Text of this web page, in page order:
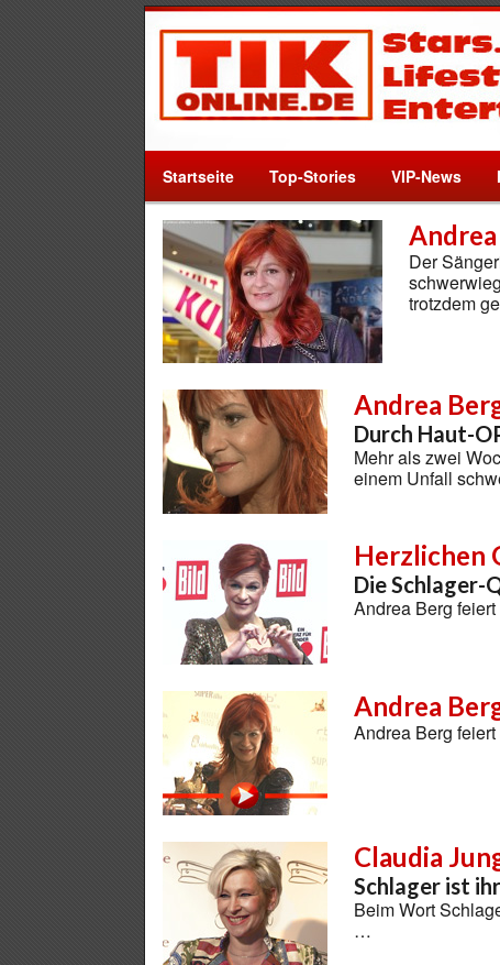
Startseite Top-Stories VIP-News
Der
trotzdem
Andrea
Durch Haut-
Mehr als zwei
einem Unfall
Herzlichen
Die Schlager-
Andrea Berg
Andrea
Andrea Berg
Claudia
Schlager ist
Beim Wort
…